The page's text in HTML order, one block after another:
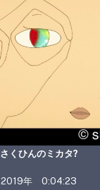
さくひんのミカタ?
2019年 0:04:23